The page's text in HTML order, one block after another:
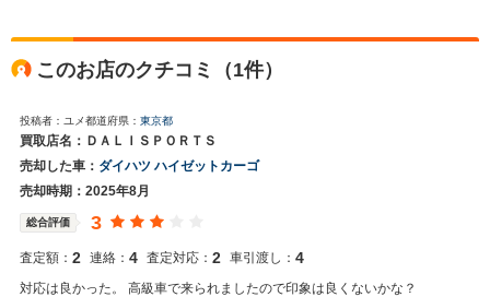
このお店のクチコミ（1件）
投稿者：ユメ都道府県： 東京都
買取店名：ＤＡＬＩＳＰＯＲＴＳ
売却した車： ダイハツ ハイゼットカーゴ
売却時期：2025年8月
総合評価 3
査定額： 2 連絡： 4 査定対応： 2 車引渡し： 4
対応は良かった。 高級車で来られましたので印象は良くないかな？